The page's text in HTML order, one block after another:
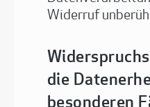
Widerruf
die
besonderen